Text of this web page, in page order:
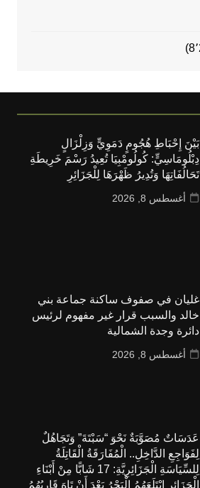
بَيْنَ إِحْبَاطِ هُجُومٍ دَمَوِيٍّ وَزِلْزَالٍ
دِبْلُومَاسِيٍّ: كُولُومْبِيَا تُعِيدُ رَسْمَ خَرِيطَةِ
تَحَالُفَاتِهَا وَتُدِيرُ ظَهْرَهَا لِلْجَزَائِرِ
أغسطس 8, 2026
غليان في صفوف ساكنة جماعة بني
خالد والسبب قرار غير مفهوم لرئيس
دائرة وجدة الشمالية
أغسطس 8, 2026
عَدَسَاتٌ مُصَوَّبَةٌ نَحْوَ “سَبْتَةَ” وَتَجَاهُلٌ
لِفَوَاجِعِ الدَّاخِلِ.. الْمُفَارَقَةُ الْقَاتِلَةُ
لِلسِّيَاسَةِ الْجَزَائِرِيَّةِ: 17 شَابًّا مِنْ أَبْنَاءِ
الْجَزَائِرِ ابْتَلَعَهُمُ الْبَحْرُ بَعْدَ أَنْ تَاهَ قَارِبُهُمُ